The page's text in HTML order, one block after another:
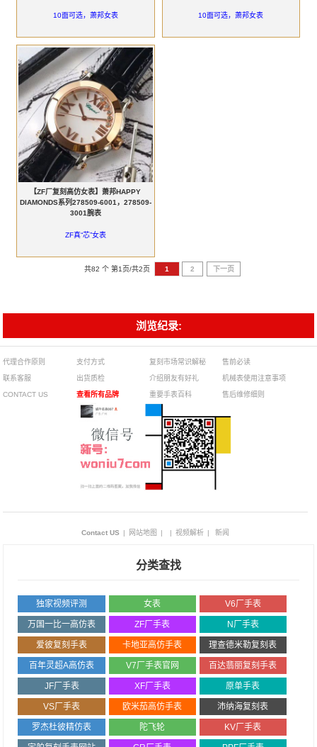
10面可选，萧邦女表 10面可选，萧邦女表
【ZF厂复刻高仿女表】萧邦HAPPY
DIAMONDS系列278509-6001，278509-
3001腕表
ZF真“芯”女表
共82 个 第1页/共2页 1 2 下一页
浏览纪录:
代理合作原则
联系客服
CONTACT US
支付方式
出货质检
查看所有品牌
复刻市场常识解秘
介绍朋友有好礼
重要手表百科
售前必读
机械表使用注意事项
售后维修细则
Contact US | 网站地图 | | 视频解析 | 新闻
分类查找
独家视频评测 女表 V6厂手表
万国一比一高仿表 ZF厂手表 N厂手表
爱彼复刻手表 卡地亚高仿手表 理查德米勒复刻表
百年灵超A高仿表 V7厂手表官网 百达翡丽复刻手表
JF厂手表 XF厂手表 原单手表
VS厂手表 欧米茄高仿手表 沛纳海复刻表
罗杰杜彼精仿表 陀飞轮 KV厂手表